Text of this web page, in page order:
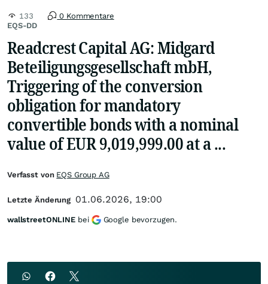
EQS-DD
133 0 Kommentare
Readcrest Capital AG: Midgard
Beteiligungsgesellschaft mbH,
Triggering of the conversion
obligation for mandatory
convertible bonds with a nominal
value of EUR 9,019,999.00 at a ...
Verfasst von EQS Group AG
Letzte Änderung 01.06.2026, 19:00
wallstreetONLINE bei Google bevorzugen.